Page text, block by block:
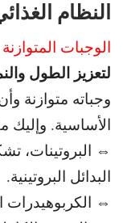
النظام
الوجبات المتوازنة
لتعزيز الطول
وجباته متوازنة
الأساسية. وإليك
⇔ البروتينات،
البدائل البروتينية.
⇔ الكربوهيدرات